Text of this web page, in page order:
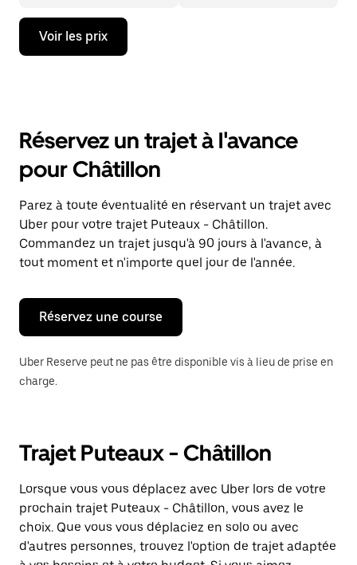
Appuyez
la
ouvrir
calendrier
et
sélectionner
une
date.
Appuyez
sur
la
Échap
pour
fermer
calendrier.
Voir les prix
Réservez un trajet à l'avance
pour Châtillon
Parez à toute éventualité en réservant un trajet avec
Uber pour votre trajet Puteaux - Châtillon.
Commandez un trajet jusqu'à 90 jours à l'avance, à
tout moment et n'importe quel jour de l'année.
Réservez une course
Uber Reserve peut ne pas être disponible vis à lieu de prise en
charge.
Trajet Puteaux - Châtillon
Lorsque vous vous déplacez avec Uber lors de votre
prochain trajet Puteaux - Châtillon, vous avez le
choix. Que vous vous déplaciez en solo ou avec
d'autres personnes, trouvez l'option de trajet adaptée